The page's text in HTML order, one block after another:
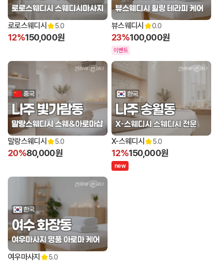
로로스웨디시 5.0
12%150,000원
뷰스웨디시 0.0
23%100,000원
이벤트
말랑스웨디시 5.0
20%80,000원
X-스웨디시 5.0
12%150,000원
new
여우마사지 5.0